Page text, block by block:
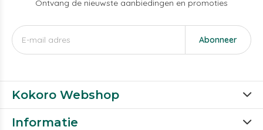
Ontvang de nieuwste aanbiedingen en promoties
Abonneer
Kokoro Webshop
Informatie